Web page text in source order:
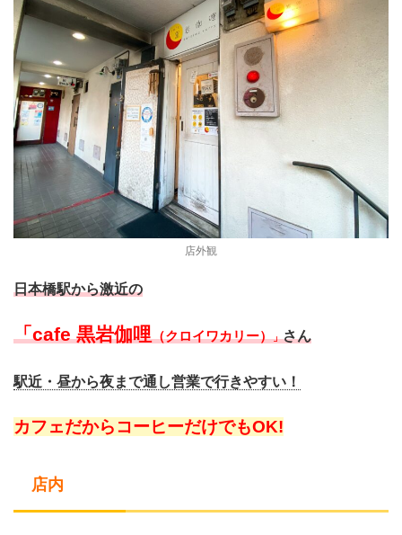
店外観
日本橋駅から激近の
「cafe 黒岩伽哩（クロイワカリー）」さん
駅近・昼から夜まで通し営業で行きやすい！
カフェだからコーヒーだけでもOK!
店内